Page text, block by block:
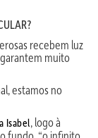
recebem luz
muito
estamos no
Isabel, logo à